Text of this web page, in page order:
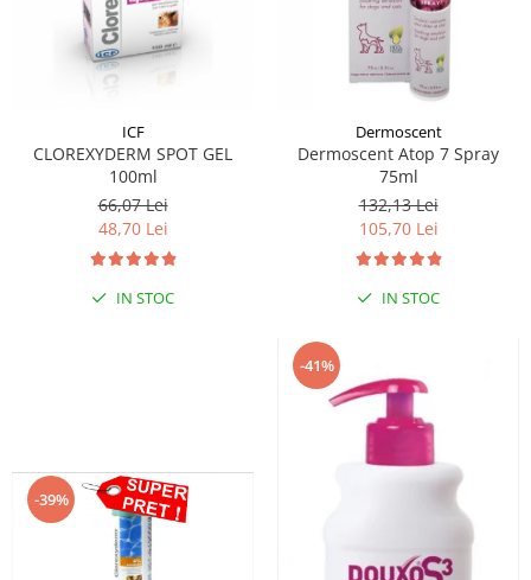
ICF
CLOREXYDERM SPOT GEL
100ml
66,07 Lei
48,70 Lei
IN STOC
Dermoscent
Dermoscent Atop 7 Spray
75ml
132,13 Lei
105,70 Lei
IN STOC
-39%
-41%